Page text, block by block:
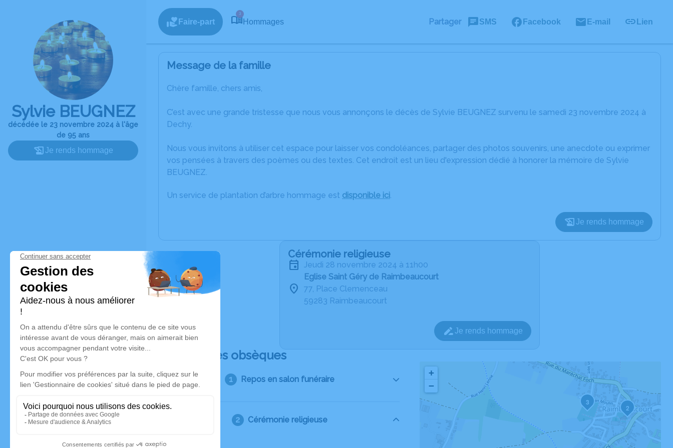
Sylvie BEUGNEZ
décédée le 23 novembre 2024 à l'âge
de 95 ans
Je rends hommage
Faire-part
3
Hommages Partager SMS Facebook E-mail Lien
Message de la famille
Chère famille, chers amis,
C’est avec une grande tristesse que nous vous annonçons le décès de Sylvie BEUGNEZ survenu le samedi 23 novembre 2024 à
Dechy.
Nous vous invitons à utiliser cet espace pour laisser vos condoléances, partager des photos souvenirs, une anecdote ou exprimer
vos pensées à travers des poèmes ou des textes. Cet endroit est un lieu d'expression dédié à honorer la mémoire de Sylvie
BEUGNEZ.
Un service de plantation d’arbre hommage est disponible ici.
Je rends hommage
Cérémonie religieuse
jeudi 28 novembre 2024 à 11h00
Eglise Saint Géry de Raimbeaucourt
77, Place Clemenceau
59283 Raimbeaucourt
Je rends hommage
Déroulé des obsèques
Repos en salon funéraire
Cérémonie religieuse
2
3
+
−